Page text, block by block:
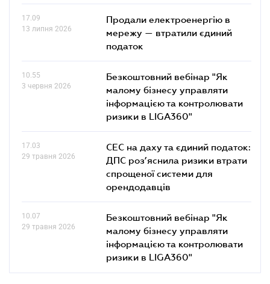
17.09
13 липня 2026
Продали електроенергію в
мережу — втратили єдиний
податок
10.55
3 червня 2026
Безкоштовний вебінар "Як
малому бізнесу управляти
інформацією та контролювати
ризики в LIGA360"
17.03
29 травня 2026
СЕС на даху та єдиний податок:
ДПС роз’яснила ризики втрати
спрощеної системи для
орендодавців
10.07
29 травня 2026
Безкоштовний вебінар "Як
малому бізнесу управляти
інформацією та контролювати
ризики в LIGA360"